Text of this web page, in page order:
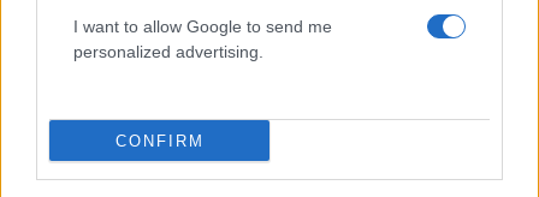
I want to allow Google to send me
personalized advertising.
CONFIRM
2000 /2000
Υποβολή σχολίου
Πολιτική Απορρήτου&Όροι Χρήσης
Κόσμος